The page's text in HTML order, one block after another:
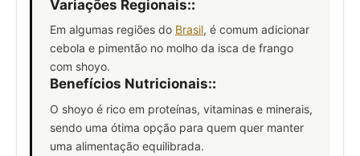
Variações Regionais::
Em algumas regiões do Brasil, é comum adicionar
cebola e pimentão no molho da isca de frango
com shoyo.
Benefícios Nutricionais::
O shoyo é rico em proteínas, vitaminas e minerais,
sendo uma ótima opção para quem quer manter
uma alimentação equilibrada.